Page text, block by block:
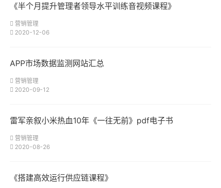
《半个月提升管理者领导水平训练音视频课程》
营销管理
2020-12-06
APP市场数据监测网站汇总
营销管理
2020-09-12
雷军亲叙小米热血10年《一往无前》pdf电子书
营销管理
2020-08-26
《搭建高效运行供应链课程》